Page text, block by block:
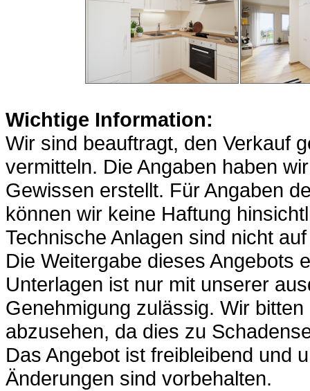
Wichtige Information:
Wir sind beauftragt, den Verkauf
vermitteln. Die Angaben haben
Gewissen erstellt. Für Angaben
können wir keine Haftung
Technische Anlagen sind nicht
Die Weitergabe dieses Angebots
Unterlagen ist nur mit unserer
Genehmigung zulässig. Wir
abzusehen, da dies zu
Das Angebot ist freibleibend und
Änderungen sind vorbehalten.